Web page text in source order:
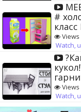
#
Views
Watch,
Views
Watch,